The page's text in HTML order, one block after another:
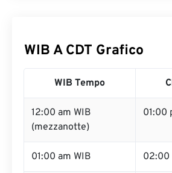
WIB A CDT Grafico
WIB Tempo
12:00 am WIB
(mezzanotte)
01:00
01:00 am WIB 02:00